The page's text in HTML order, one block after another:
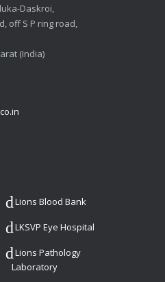
Daskroi,
off S P ring road,
(India)
Lions Blood Bank
LKSVP Eye Hospital
Lions Pathology
Laboratory